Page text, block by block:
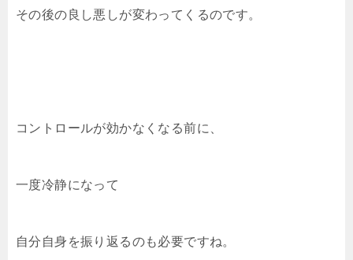
その後の良し悪しが変わってくるのです。
コントロールが効かなくなる前に、
一度冷静になって
自分自身を振り返るのも必要ですね。